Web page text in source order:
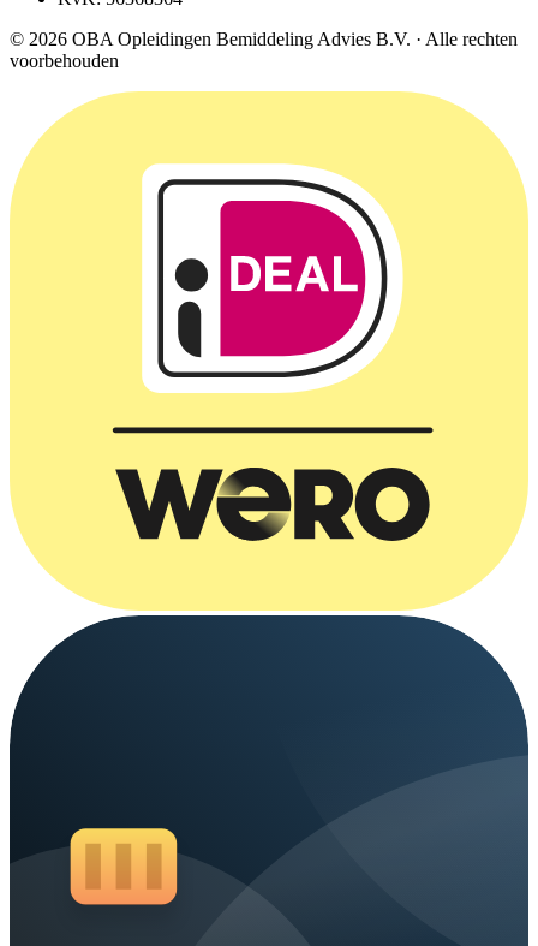
© 2026 OBA Opleidingen Bemiddeling Advies B.V. · Alle rechten
voorbehouden